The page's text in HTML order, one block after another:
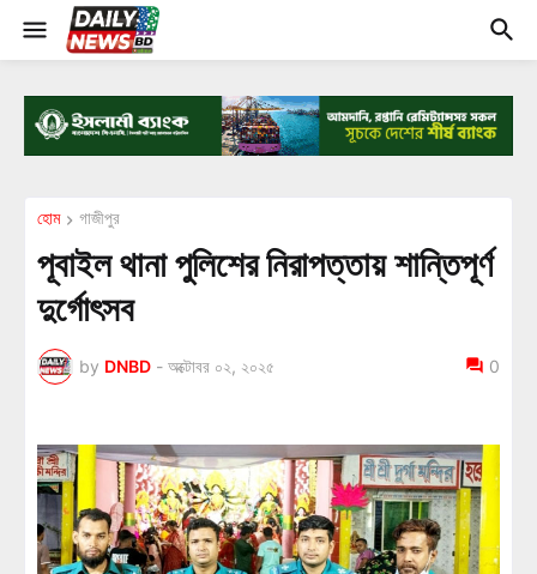
হোম গা‌জীপুর
পূবাইল থানা পুলিশের নিরাপত্তায় শান্তিপূর্ণ
দুর্গোৎসব
by DNBD - অক্টোবর ০২, ২০২৫ 0